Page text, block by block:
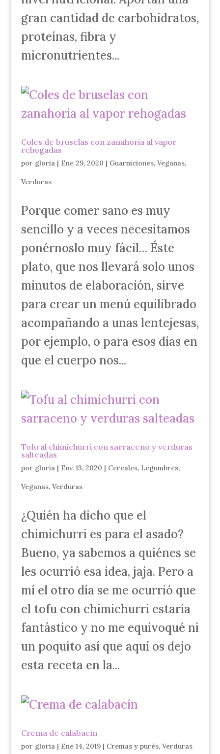
gran cantidad de carbohidratos,
proteínas, fibra y
micronutrientes...
Coles de bruselas con zanahoria al vapor
rehogadas
por gloria| Ene 29, 2020 | Guarniciones, Veganas,
Verduras
Porque comer sano es muy
sencillo y a veces necesitamos
ponérnoslo muy fácil… Éste
plato, que nos llevará solo unos
minutos de elaboración, sirve
para crear un menú equilibrado
acompañando a unas lentejesas,
por ejemplo, o para esos días en
que el cuerpo nos...
Tofu al chimichurri con sarraceno y verduras
salteadas
por gloria| Ene 13, 2020 | Cereales, Legumbres,
Veganas, Verduras
¿Quién ha dicho que el
chimichurri es para el asado?
Bueno, ya sabemos a quiénes se
les ocurrió esa idea, jaja. Pero a
mí el otro día se me ocurrió que
el tofu con chimichurri estaría
fantástico y no me equivoqué ni
un poquito así que aquí os dejo
esta receta en la...
Crema de calabacín
por gloria| Ene 14, 2019| Cremas y purés, Verduras